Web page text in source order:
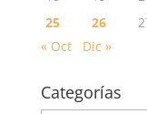
25
26
« Oct
Dic »
Categorías